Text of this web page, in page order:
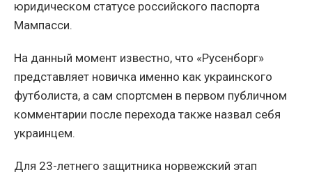
юридическом статусе российского паспорта
Мампасси.
На данный момент известно, что «Русенборг»
представляет новичка именно как украинского
футболиста, а сам спортсмен в первом публичном
комментарии после перехода также назвал себя
украинцем.
Для 23-летнего защитника норвежский этап